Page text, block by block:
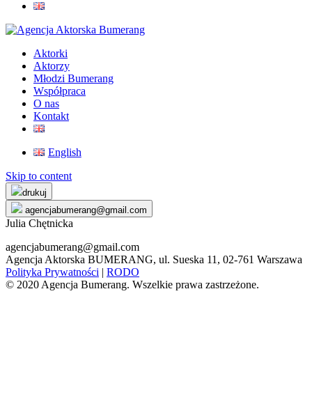
Aktorki
Aktorzy
Młodzi Bumerang
Współpraca
O nas
Kontakt
English
Skip to content
drukuj
agencjabumerang@gmail.com
Julia Chętnicka
agencjabumerang@gmail.com
Agencja Aktorska BUMERANG, ul. Sueska 11, 02-761 Warszawa
Polityka Prywatności | RODO
© 2020 Agencja Bumerang. Wszelkie prawa zastrzeżone.